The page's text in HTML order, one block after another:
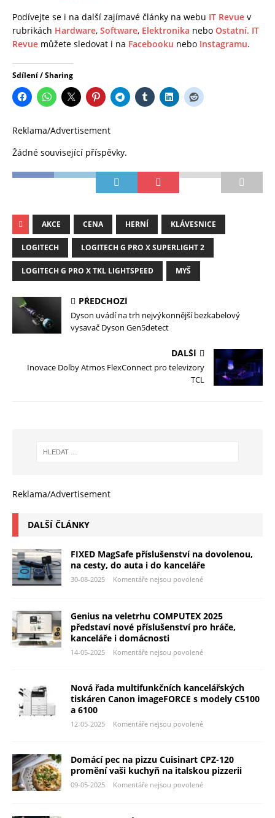
Podívejte se i na další zajímavé články na webu IT Revue v
rubrikách Hardware, Software, Elektronika nebo Ostatní. IT
Revue můžete sledovat i na Facebooku nebo Instagramu.
Sdílení / Sharing
Reklama/Advertisement
Žádné související příspěvky.
AKCE CENA HERNÍ KLÁVESNICE
LOGITECH LOGITECH G PRO X SUPERLIGHT 2
LOGITECH G PRO X TKL LIGHTSPEED MYŠ
PŘEDCHOZÍ
Dyson uvádí na trh nejvýkonnější bezkabelový
vysavač Dyson Gen5detect
DALŠÍ
Inovace Dolby Atmos FlexConnect pro televizory
TCL
Reklama/Advertisement
DALŠÍ ČLÁNKY
FIXED MagSafe příslušenství na dovolenou,
na cesty, do auta i do kanceláře
30-08-2025 Komentáře nejsou povolené
Genius na veletrhu COMPUTEX 2025
představí nové příslušenství pro hráče,
kanceláře i domácnosti
14-05-2025 Komentáře nejsou povolené
Nová řada multifunkčních kancelářských
tiskáren Canon imageFORCE s modely C5100
a 6100
12-05-2025 Komentáře nejsou povolené
Domácí pec na pizzu Cuisinart CPZ-120
promění vaši kuchyň na italskou pizzerii
09-05-2025 Komentáře nejsou povolené